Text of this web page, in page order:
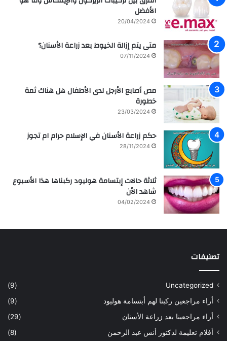
الأفضل
20/04/2024
متى يتم إزالة الخيوط بعد زراعة الأسنان؟
07/11/2024
مص أصابع الأرجل لدى الأطفال هل هناك ثمة
خطورة
23/03/2024
حكم زراعة الأسنان في الإسلام حرام ام تجوز
28/11/2024
ثلاثة حالات إبتسامة هوليود ركبناها هذا الأسبوع
شاهد الأن
04/02/2024
تصنيفات
Uncategorized
(9)
أراء مراجعين ركبنا لهم أبتسامة هوليود
(9)
أراء مراجعينا بعد زراعة الأسنان
(29)
أفلام تعليمة لدكتور أنس عبد الرحمن
(8)